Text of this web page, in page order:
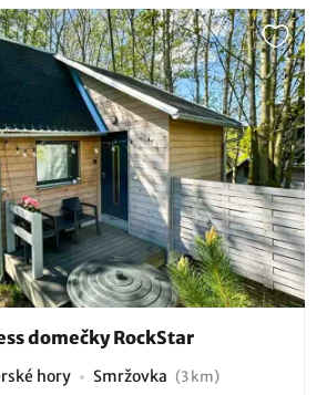
domečky RockStar
hory Smržovka (3 km)